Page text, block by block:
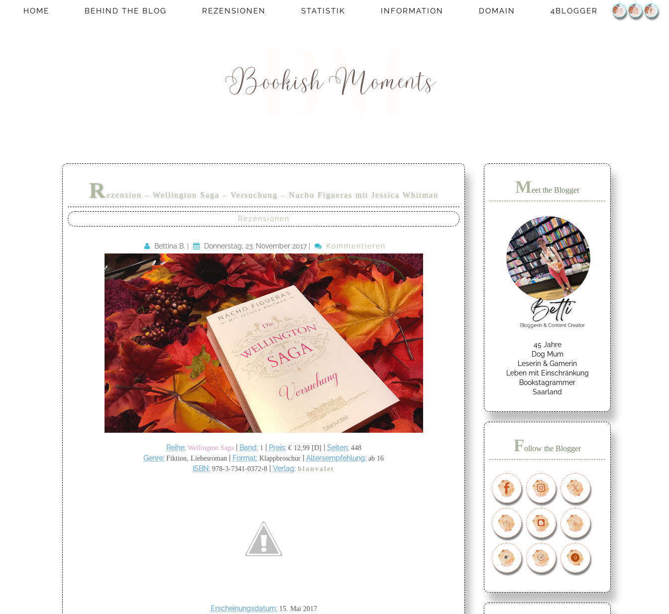
HOME BEHIND THE BLOG REZENSIONEN STATISTIK INFORMATION DOMAIN 4BLOGGER
Rezension – Wellington Saga – Versuchung – Nacho Figueras mit Jessica Whitman
Rezensionen
Bettina B. Donnerstag, 23. November 2017 Kommentieren
Reihe: Wellington Saga Band: 1 Preis: € 12,99 [D] Seiten: 448
Genre: Fiktion, Liebesroman Format: Klappbroschur Altersempfehlung: ab 16
ISBN: 978-3-7341-0372-8 Verlag: blanvalet
Erscheinungsdatum:15. Mai 2017
Meet the Blogger
45 Jahre
Dog Mum
Leserin & Gamerin
Leben mit Einschränkung
Bookstagrammer
Saarland
Follow the Blogger